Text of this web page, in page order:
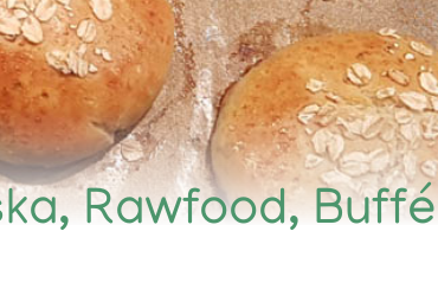
Rawfood, Buffé